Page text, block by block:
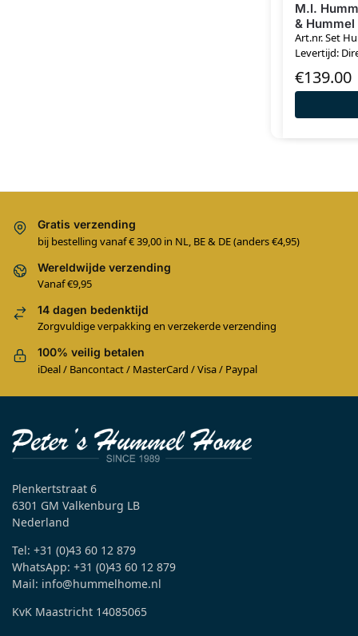
M.I.
&
Art.nr. Set
Levertijd:
€139.00
Gratis verzending
bij bestelling vanaf € 39,00 in NL, BE & DE (anders €4,95)
Wereldwijde verzending
Vanaf €9,95
14 dagen bedenktijd
Zorgvuldige verpakking en verzekerde verzending
100% veilig betalen
iDeal / Bancontact / MasterCard / Visa / Paypal
Plenkertstraat 6
6301 GM Valkenburg LB
Nederland
Tel: +31 (0)43 60 12 879
WhatsApp: +31 (0)43 60 12 879
Mail: info@hummelhome.nl
KvK Maastricht 14085065